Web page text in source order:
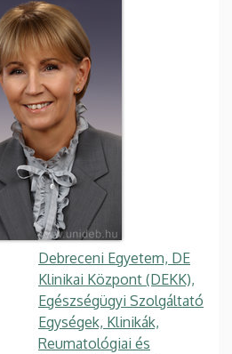
Debreceni Egyetem, DE
Klinikai Központ (DEKK),
Egészségügyi Szolgáltató
Egységek, Klinikák,
Reumatológiai és